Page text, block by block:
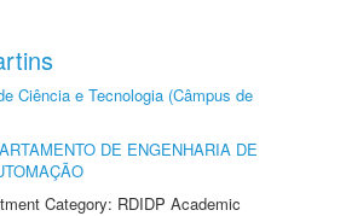
Ciência e Tecnologia (Câmpus de
DE ENGENHARIA DE
Category: RDIDP Academic